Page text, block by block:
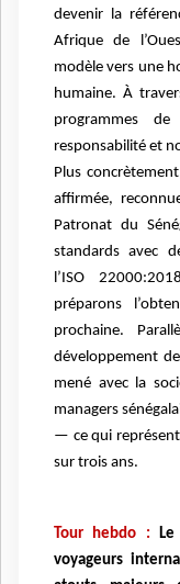
devenir la
Afrique de
modèle vers une
humaine. À
programmes
responsabilité et
Plus
affirmée,
Patronat du
standards avec
l’ISO
préparons
prochaine.
développement
mené avec la
managers
— ce qui
sur trois ans.
Tour hebdo :
voyageurs